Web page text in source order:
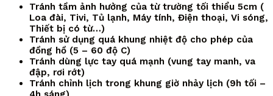
Tránh tầm ảnh hưởng của từ trường tối thiểu 5cm (
Loa đài, Tivi, Tủ lạnh, Máy tính, Điện thoại, Vi sóng,
Thiết bị có từ…)
Tránh sử dụng quá khung nhiệt độ cho phép của
đồng hồ (5 – 60 độ C)
Tránh dùng lực tay quá mạnh (vung tay manh, va
đập, rơi rớt)
Tránh chỉnh lịch trong khung giờ nhảy lịch (9h tối –